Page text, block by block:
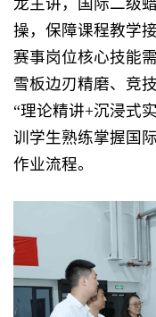
操，保障课程教学
赛事岗位核心技能
雪板边刃精磨、竞
“理论精讲+沉浸式
训学生熟练掌握国
作业流程。